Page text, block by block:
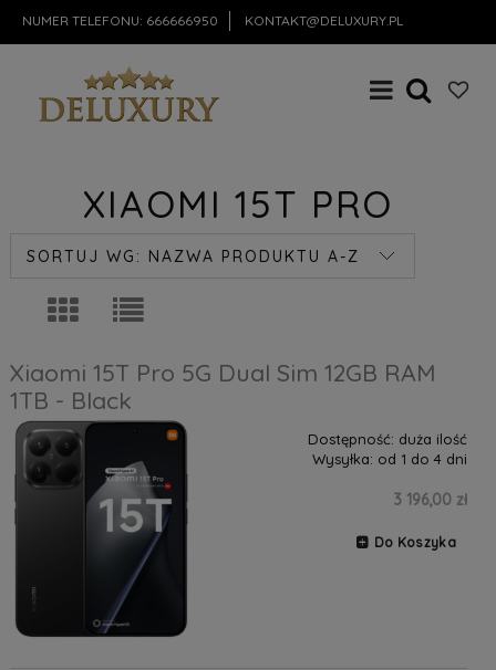
NUMER TELEFONU: 666666950 KONTAKT@DELUXURY.PL
XIAOMI 15T PRO
SORTUJ WG: NAZWA PRODUKTU A-Z
Xiaomi 15T Pro 5G Dual Sim 12GB RAM
1TB - Black
Dostępność: duża ilość
Wysyłka: od 1 do 4 dni
3 196,00 zł
Do Koszyka